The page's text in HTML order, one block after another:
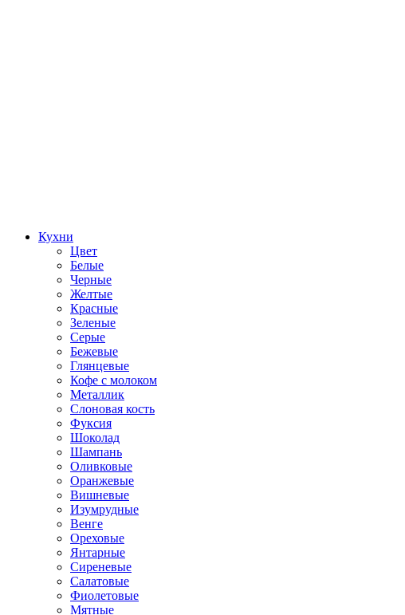
Кухни
Цвет
Белые
Черные
Желтые
Красные
Зеленые
Серые
Бежевые
Глянцевые
Кофе с молоком
Металлик
Слоновая кость
Фуксия
Шоколад
Шампань
Оливковые
Оранжевые
Вишневые
Изумрудные
Венге
Ореховые
Янтарные
Сиреневые
Салатовые
Фиолетовые
Мятные